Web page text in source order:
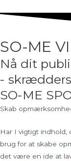
SO-ME
Nå dit
-
SO-ME
Skab
Har I vigtigt indhold,
brug for at skabe
det være en ide at